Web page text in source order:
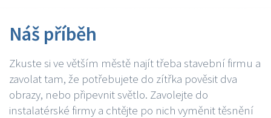
Náš příběh
Zkuste si ve větším městě najít třeba stavební firmu a
zavolat tam, že potřebujete do zítřka pověsit dva
obrazy, nebo připevnit světlo. Zavolejte do
instalatérské firmy a chtějte po nich vyměnit těsnění